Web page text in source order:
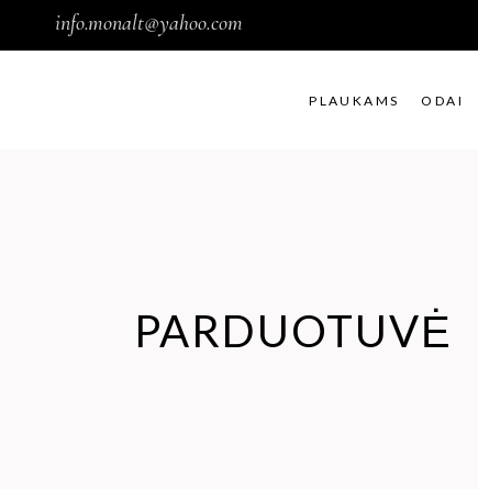
info.monalt@yahoo.com
PLAUKAMS ODAI
PARDUOTUVĖ